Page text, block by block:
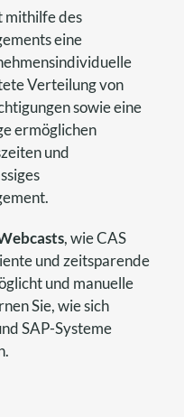
mithilfe des
eine
Verteilung von
sowie eine
ermöglichen
und
, wie CAS
und zeitsparende
und manuelle
Sie, wie sich
SAP-Systeme